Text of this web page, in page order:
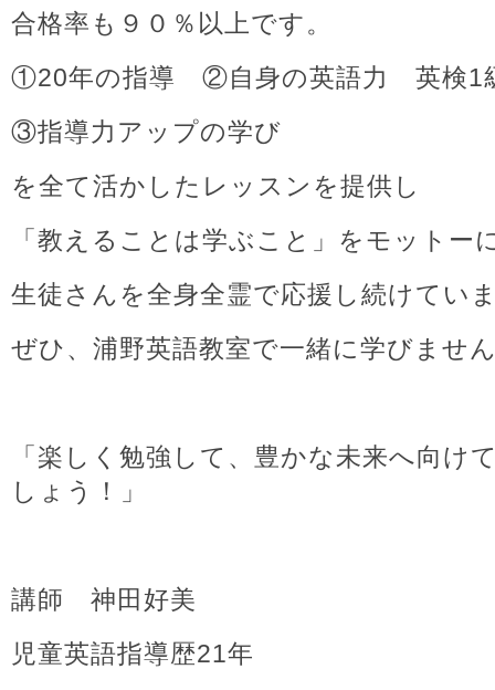
合格率も９０％以上です。
①20年の指導 ②自身の英語力 英検1
③指導力アップの学び
を全て活かしたレッスンを提供し
「教えることは学ぶこと」をモットー
生徒さんを全身全霊で応援し続けてい
ぜひ、浦野英語教室で一緒に学びませ
「楽しく勉強して、豊かな未来へ向け
しょう！」
講師 神田好美
児童英語指導歴21年